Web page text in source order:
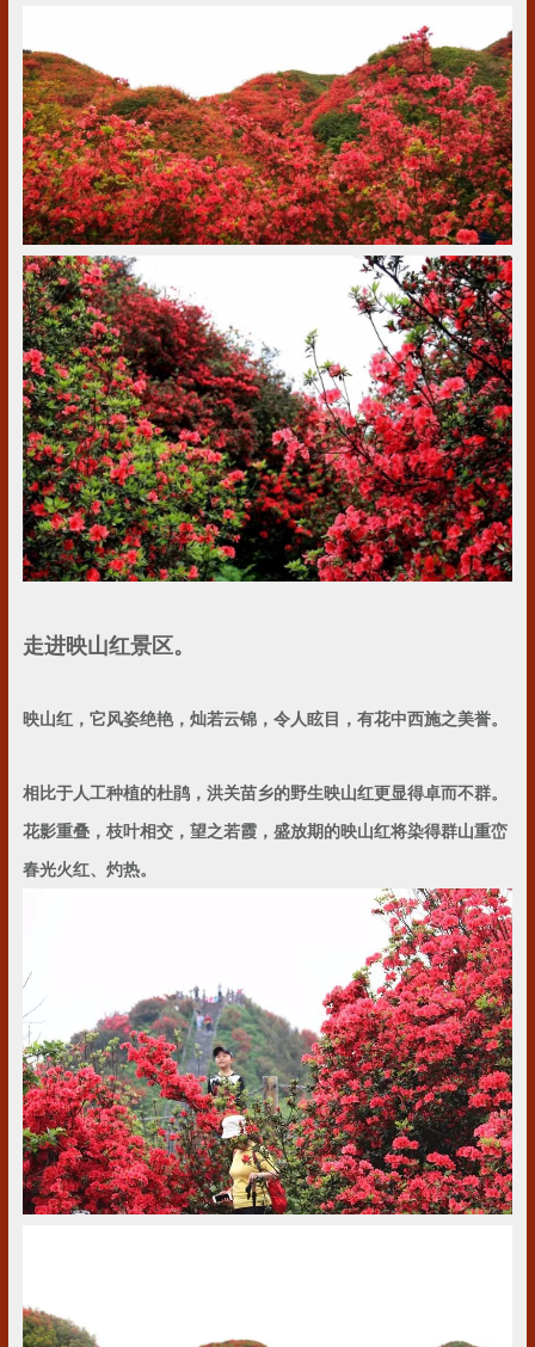
走进映山红景区。
映山红，它风姿绝艳，灿若云锦，令人眩目，有花中西施之美誉。
相比于人工种植的杜鹃，洪关苗乡的野生映山红更显得卓而不群。
花影重叠，枝叶相交，望之若霞，盛放期的映山红将染得群山重峦
春光火红、灼热。